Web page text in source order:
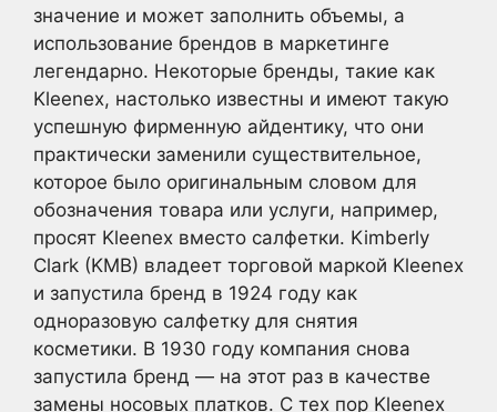
значение и может заполнить объемы, а
использование брендов в маркетинге
легендарно. Некоторые бренды, такие как
Kleenex, настолько известны и имеют такую
успешную фирменную айдентику, что они
практически заменили существительное,
которое было оригинальным словом для
обозначения товара или услуги, например,
просят Kleenex вместо салфетки. Kimberly
Clark (KMB) владеет торговой маркой Kleenex
и запустила бренд в 1924 году как
одноразовую салфетку для снятия
косметики. В 1930 году компания снова
запустила бренд — на этот раз в качестве
замены носовых платков. С тех пор Kleenex